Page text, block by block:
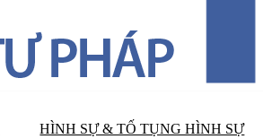
HÌNH SỰ & TỐ TỤNG HÌNH SỰ